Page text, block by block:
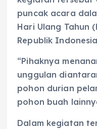
puncak acara
Hari Ulang Tahun
Republik
“Pihaknya
unggulan
pohon durian
pohon buah
Dalam kegiatan